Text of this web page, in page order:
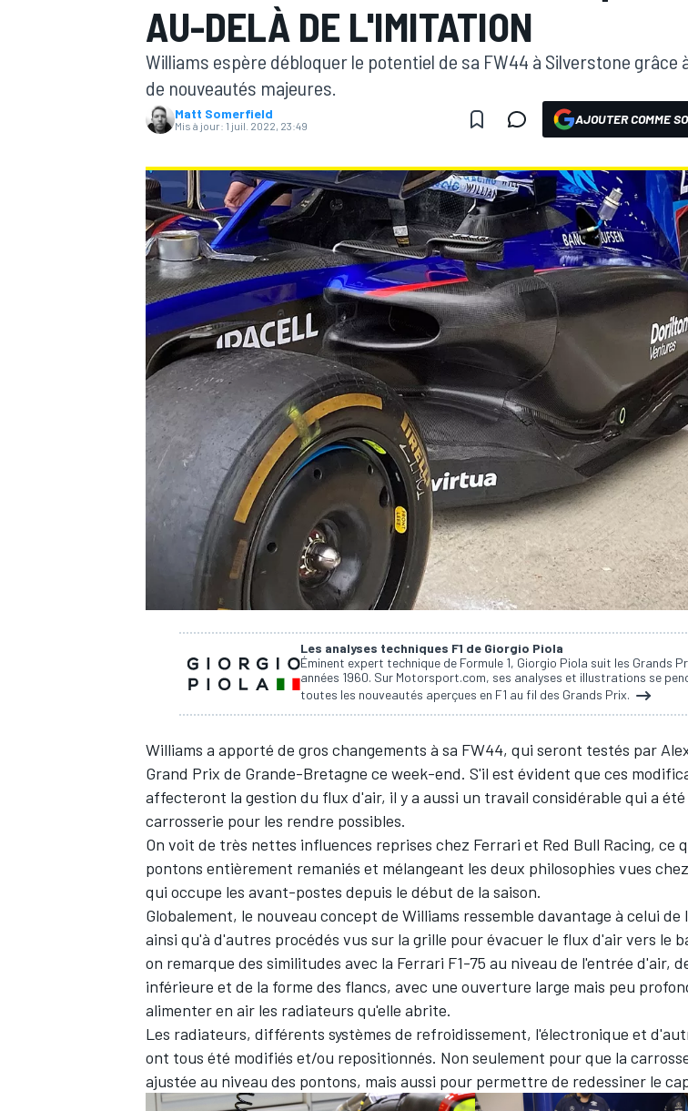
WRC
AU-DELÀ DE L'IMITATION
Williams espère débloquer le potentiel de sa FW44 à Silverstone grâce
de nouveautés majeures.
Matt Somerfield
Mis à jour: 1 juil. 2022, 23:49 AJOUTER COMME
Les analyses techniques F1 de Giorgio Piola
Éminent expert technique de Formule 1, Giorgio Piola suit les Grands
années 1960. Sur Motorsport.com, ses analyses et illustrations se
toutes les nouveautés aperçues en F1 au fil des Grands Prix.
Williams a apporté de gros changements à sa FW44, qui seront testés par
Grand Prix de Grande-Bretagne ce week-end. S'il est évident que ces
affecteront la gestion du flux d'air, il y a aussi un travail considérable qui a été
carrosserie pour les rendre possibles.
On voit de très nettes influences reprises chez Ferrari et Red Bull Racing, ce
pontons entièrement remaniés et mélangeant les deux philosophies vues
qui occupe les avant-postes depuis le début de la saison.
Globalement, le nouveau concept de Williams ressemble davantage à celui de
ainsi qu'à d'autres procédés vus sur la grille pour évacuer le flux d'air vers le
on remarque des similitudes avec la Ferrari F1-75 au niveau de l'entrée d'air,
inférieure et de la forme des flancs, avec une ouverture large mais peu
alimenter en air les radiateurs qu'elle abrite.
Les radiateurs, différents systèmes de refroidissement, l'électronique et
ont tous été modifiés et/ou repositionnés. Non seulement pour que la
ajustée au niveau des pontons, mais aussi pour permettre de redessiner le